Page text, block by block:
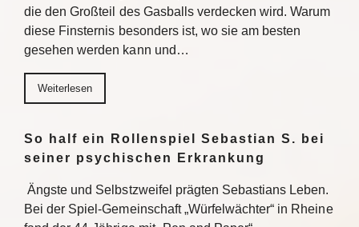
die den Großteil des Gasballs verdecken wird. Warum
diese Finsternis besonders ist, wo sie am besten
gesehen werden kann und…
Weiterlesen
So half ein Rollenspiel Sebastian S. bei
seiner psychischen Erkrankung
Ängste und Selbstzweifel prägten Sebastians Leben.
Bei der Spiel-Gemeinschaft „Würfelwächter“ in Rheine